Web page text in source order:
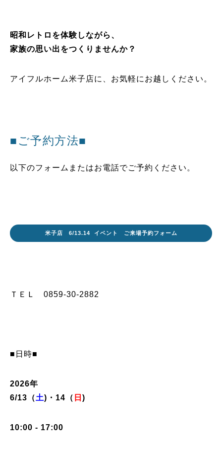
昭和レトロを体験しながら、
家族の思い出をつくりませんか？
アイフルホーム米子店に、お気軽にお越しください。
■ご予約方法■
以下のフォームまたはお電話でご予約ください。
米子店 6/13.14 イベント ご来場予約フォーム
ＴＥＬ 0859-30-2882
■日時■
2026年
6/13 （土)・14 （ 日 )
10:00 - 17:00